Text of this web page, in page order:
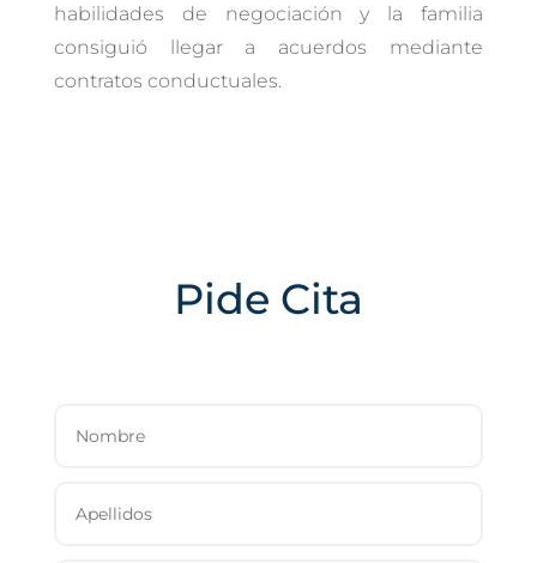
habilidades de negociación y la familia
consiguió llegar a acuerdos mediante
contratos conductuales.
Pide Cita